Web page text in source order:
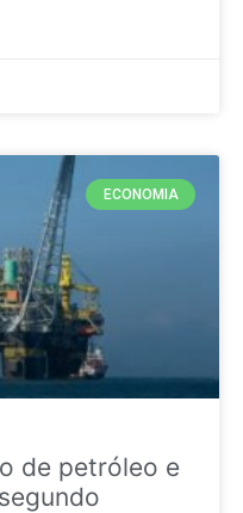
ECONOMIA
de petróleo e